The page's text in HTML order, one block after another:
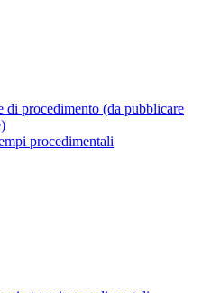
di procedimento (da pubblicare
procedimentali